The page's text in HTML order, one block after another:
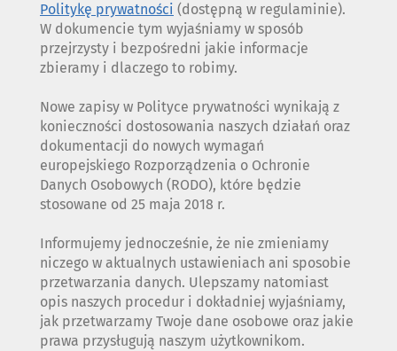
Politykę prywatności (dostępną w regulaminie).
W dokumencie tym wyjaśniamy w sposób
przejrzysty i bezpośredni jakie informacje
zbieramy i dlaczego to robimy.
Nowe zapisy w Polityce prywatności wynikają z
konieczności dostosowania naszych działań oraz
dokumentacji do nowych wymagań
europejskiego Rozporządzenia o Ochronie
Danych Osobowych (RODO), które będzie
stosowane od 25 maja 2018 r.
Informujemy jednocześnie, że nie zmieniamy
niczego w aktualnych ustawieniach ani sposobie
przetwarzania danych. Ulepszamy natomiast
opis naszych procedur i dokładniej wyjaśniamy,
jak przetwarzamy Twoje dane osobowe oraz jakie
prawa przysługują naszym użytkownikom.